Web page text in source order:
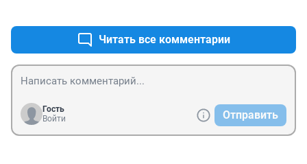
Читать все комментарии
Гость
Войти
Отправить